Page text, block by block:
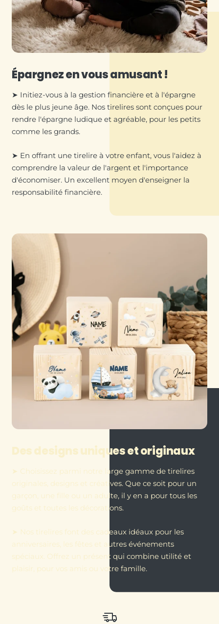
Épargnez en vous amusant !
➤ Initiez-vous à la gestion financière et à l'épargne
dès le plus jeune âge. Nos tirelires sont conçues pour
rendre l'épargne ludique et agréable, pour les petits
comme les grands.
➤ En offrant une tirelire à votre enfant, vous l'aidez à
comprendre la valeur de l'argent et l'importance
d'économiser. Un excellent moyen d'enseigner la
responsabilité financière.
Des designs uniques et originaux
➤ Choisissez parmi notre large gamme de tirelires
originales, designs et créatives. Que ce soit pour un
garçon, une fille ou un adulte, il y en a pour tous les
goûts et toutes les décorations.
➤ Nos tirelires font des cadeaux idéaux pour les
anniversaires, les fêtes et autres événements
spéciaux. Offrez un présent qui combine utilité et
plaisir, pour vos amis ou votre famille.